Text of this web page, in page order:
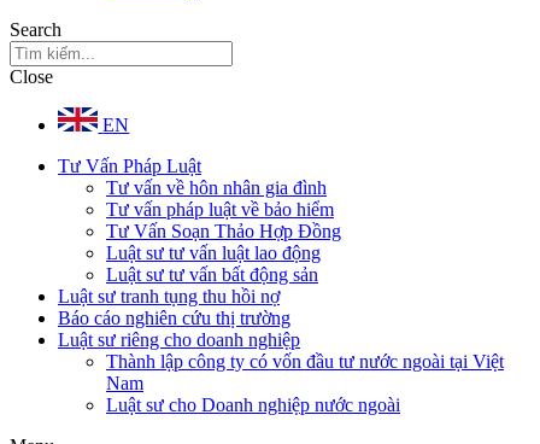
Search
Close
EN
Tư Vấn Pháp Luật
Tư vấn về hôn nhân gia đình
Tư vấn pháp luật về bảo hiểm
Tư Vấn Soạn Thảo Hợp Đồng
Luật sư tư vấn luật lao động
Luật sư tư vấn bất động sản
Luật sư tranh tụng thu hồi nợ
Báo cáo nghiên cứu thị trường
Luật sư riêng cho doanh nghiệp
Thành lập công ty có vốn đầu tư nước ngoài tại Việt
Nam
Luật sư cho Doanh nghiệp nước ngoài